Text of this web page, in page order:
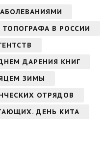
В РОССИИ
ДАРЕНИЯ КНИГ
ЗИМЫ
ОТРЯДОВ
ДЕНЬ КИТА